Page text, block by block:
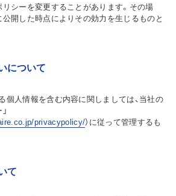
リシーを変更することがあります。その場
公開した時点によりその効力を生じるものと
について
個人情報を含む内容に関しましては、当社の
privacypolicy/）に従って管理するも
て